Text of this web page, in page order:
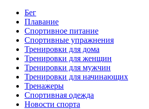
Бег
Плавание
Спортивное питание
Спортивные упражнения
Тренировки для дома
Тренировки для женщин
Тренировки для мужчин
Тренировки для начинающих
Тренажеры
Спортивная одежда
Новости спорта